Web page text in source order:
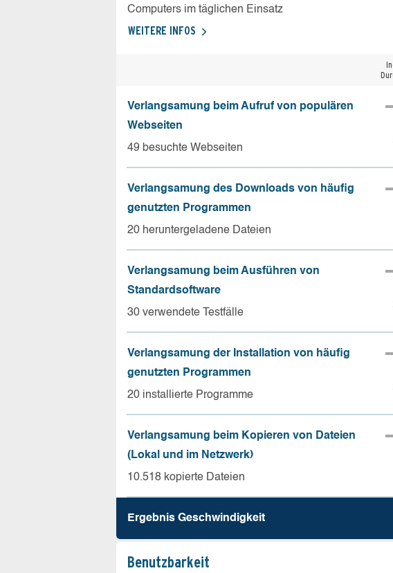
Computers im täglichen Einsatz
WEITERE INFOS
Verlangsamung beim Aufruf von populären
Webseiten
49 besuchte Webseiten
Verlangsamung des Downloads von häufig
genutzten Programmen
20 heruntergeladene Dateien
Verlangsamung beim Ausführen von
Standardsoftware
30 verwendete Testfälle
Verlangsamung der Installation von häufig
genutzten Programmen
20 installierte Programme
Verlangsamung beim Kopieren von Dateien
(Lokal und im Netzwerk)
10.518 kopierte Dateien
Ergebnis Geschw­indigkeit
Benutz­barkeit